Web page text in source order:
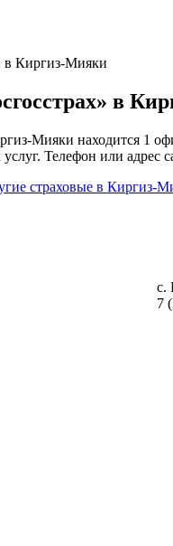
в Киргиз-Мияки
в
Мияки находится 1
Телефон или адрес
страховые в Киргиз-
с.
7